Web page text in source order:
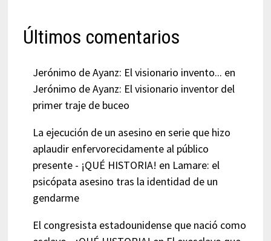
Últimos comentarios
Jerónimo de Ayanz: El visionario invento... en
Jerónimo de Ayanz: El visionario inventor del
primer traje de buceo
La ejecución de un asesino en serie que hizo
aplaudir enfervorecidamente al público
presente - ¡QUÉ HISTORIA! en Lamare: el
psicópata asesino tras la identidad de un
gendarme
El congresista estadounidense que nació como